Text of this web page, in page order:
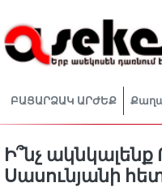
ԲԱՑԱՐՁԱԿ ԱՐԺԵՔ
Ի՞նչ ակնկալենք
Սասունյանի